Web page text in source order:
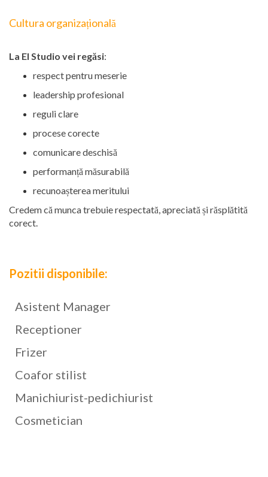
Cultura organizațională
La El Studio vei regăsi:
respect pentru meserie
leadership profesional
reguli clare
procese corecte
comunicare deschisă
performanță măsurabilă
recunoașterea meritului
Credem că munca trebuie respectată, apreciată și răsplătită
corect.
Pozitii disponibile:
Asistent Manager
Receptioner
Frizer
Coafor stilist
Manichiurist-pedichiurist
Cosmetician